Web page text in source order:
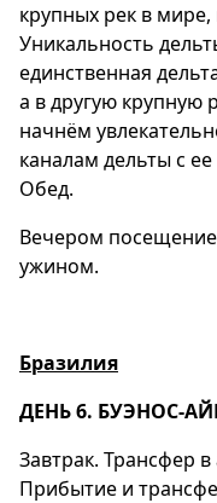
крупных рек в
Уникальность
единственная
а в другую крупную
начнём
каналам дельты с
Обед.
Вечером
ужином.
Бразилия
ДЕНЬ 6. БУЭНОС-
Завтрак. Трансфер
Прибытие и